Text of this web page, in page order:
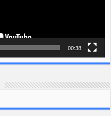
00:38